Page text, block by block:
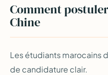
Comment
Chine
Les étudiants marocains
de candidature clair.